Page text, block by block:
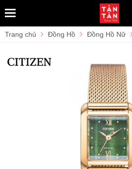
Trang chủ Đồng Hồ Đồng Hồ Nữ